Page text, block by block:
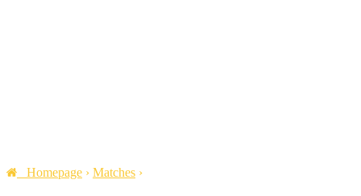
Homepage › Matches ›